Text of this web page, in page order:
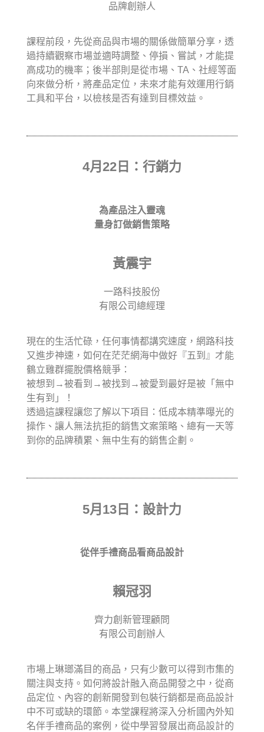
品牌創辦人
課程前段，先從商品與市場的關係做簡單分享，透
過持續觀察市場並適時調整、停損、嘗試，才能提
高成功的機率；後半部則是從市場、TA、社經等面
向來做分析，將產品定位，未來才能有效運用行銷
工具和平台，以檢核是否有達到目標效益。
4月22日：行銷力
為產品注入靈魂
量身訂做銷售策略
黃震宇
一路科技股份
有限公司總經理
現在的生活忙碌，任何事情都講究速度，網路科技
又進步神速，如何在茫茫網海中做好『五到』才能
鶴立雞群擺脫價格競爭：
被想到→被看到→被找到→被愛到最好是被「無中
生有到」！
透過這課程讓您了解以下項目：低成本精準曝光的
操作、讓人無法抗拒的銷售文案策略、總有一天等
到你的品牌積累、無中生有的銷售企劃。
5月13日：設計力
從伴手禮商品看商品設計
賴冠羽
齊力創新管理顧問
有限公司創辦人
市場上琳瑯滿目的商品，只有少數可以得到市集的
關注與支持。如何將設計融入商品開發之中，從商
品定位、內容的創新開發到包裝行銷都是商品設計
中不可或缺的環節。本堂課程將深入分析國內外知
名伴手禮商品的案例，從中學習發展出商品設計的